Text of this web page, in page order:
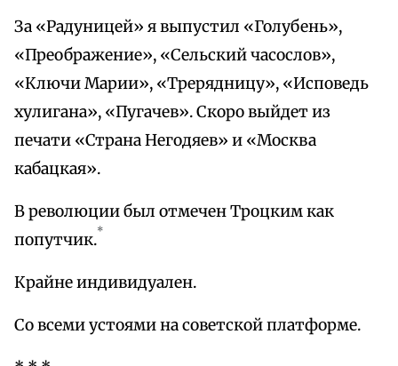
За «Радуницей» я выпустил «Голубень»,
«Преображение», «Сельский часослов»,
«Ключи Марии», «Трерядницу», «Исповедь
хулигана», «Пугачев». Скоро выйдет из
печати «Страна Негодяев» и «Москва
кабацкая».
В революции был отмечен Троцким как
попутчик.*
Крайне индивидуален.
Со всеми устоями на советской платформе.